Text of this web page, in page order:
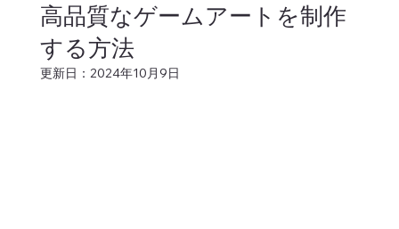
高品質なゲームアートを制作
する方法
更新日： 2024年10月9日